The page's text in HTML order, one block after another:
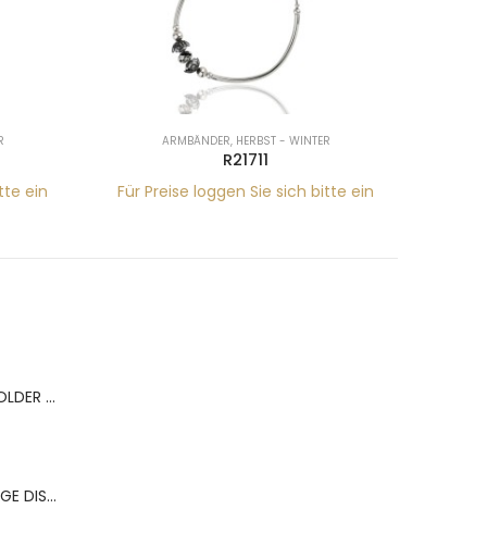
ein
ARMBÄNDER, HERBST - WINTER
R21711
Für Preise loggen Sie sich bitte ein
BERNS ACR.RING HOLDER 180*120MM FOR 9 RINGS
BERNS ACR.OHRRINGE DISP. 130*320MM FOR 36 PAIRS